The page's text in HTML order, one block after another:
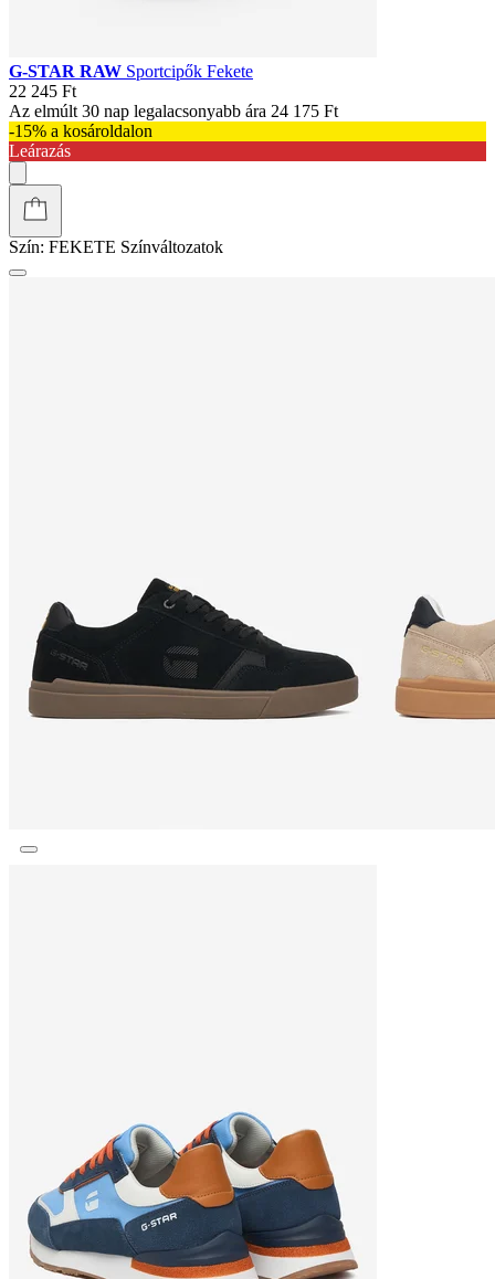
G-STAR RAW Sportcipők Fekete
22 245 Ft
Az elmúlt 30 nap legalacsonyabb ára 24 175 Ft
-15% a kosároldalon
Leárazás
Szín: FEKETE Színváltozatok